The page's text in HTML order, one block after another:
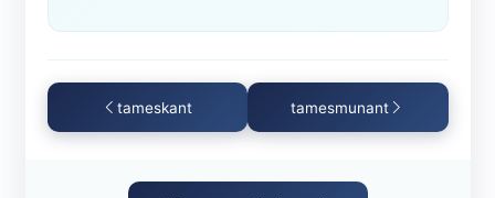
tameskant tamesmunant